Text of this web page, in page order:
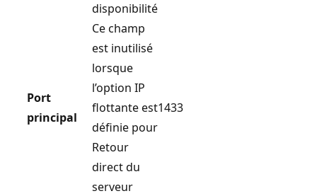
disponibilité
Port
principal
Ce champ
est inutilisé
lorsque
l’option IP
flottante est
définie pour
Retour
direct du
serveur
1433